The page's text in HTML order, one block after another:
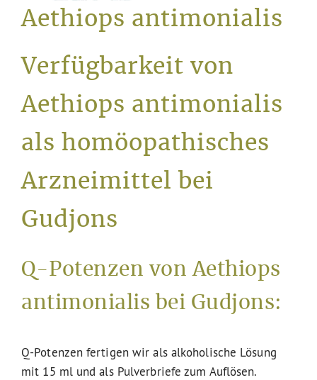
Aethiops antimonialis
Verfügbarkeit von
Aethiops antimonialis
als homöopathisches
Arzneimittel bei
Gudjons
Q-Potenzen von Aethiops
antimonialis bei Gudjons:
Q-Potenzen fertigen wir als alkoholische Lösung
mit 15 ml und als Pulverbriefe zum Auflösen.